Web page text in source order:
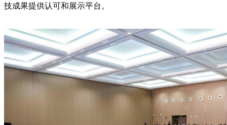
技成果提供认可和展示平台。